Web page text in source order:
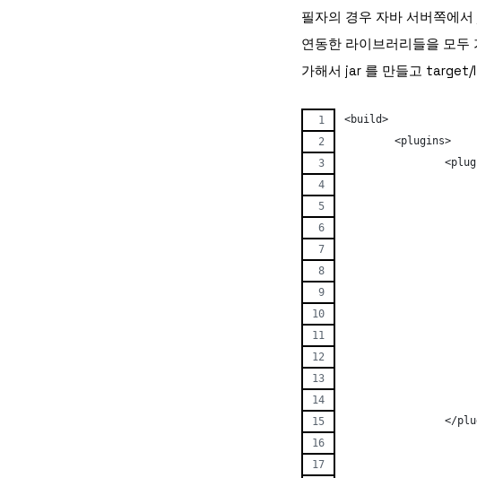
필자의 경우 자바 서버쪽에
연동한 라이브러리들을 모
가해서 jar 를 만들고 target/
<build>
  	<plugins>
</